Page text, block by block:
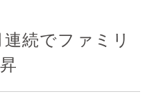
続でファミリ